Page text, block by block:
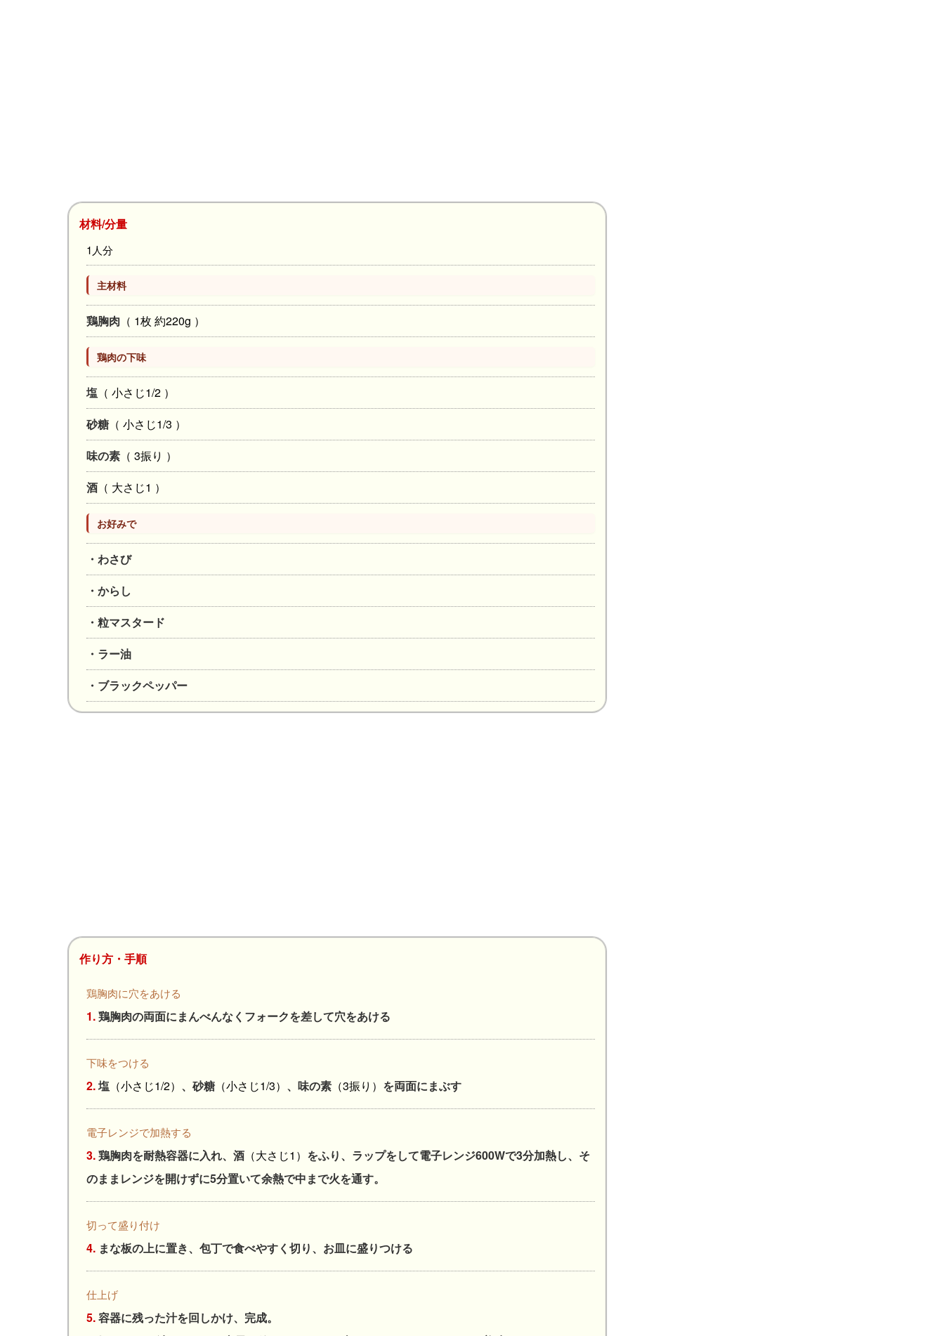
材料/分量
1人分
主材料
鶏胸肉 （ 1枚 約220g ）
鶏肉の下味
塩 （ 小さじ1/2 ）
砂糖（ 小さじ1/3 ）
味の素（ 3振り ）
酒（ 大さじ1 ）
お好みで
・わさび
・からし
・粒マスタード
・ラー油
・ブラックペッパー
作り方・手順
鶏胸肉に穴をあける
1.鶏胸肉の両面にまんべんなくフォークを差して穴をあける
下味をつける
2.塩 （小さじ1/2） 、砂糖（小さじ1/3） 、味の素（3振り） を両面にまぶす
電子レンジで加熱する
3.鶏胸肉を耐熱容器に入れ、酒（大さじ1） をふり、ラップをして電子レンジ600Wで3分加熱し、そ
のままレンジを開けずに5分置いて余熱で中まで火を通す。
切って盛り付け
4. まな板の上に置き、包丁で食べやすく切り、お皿に盛りつける
仕上げ
5.容器に残った汁を回しかけ、完成。